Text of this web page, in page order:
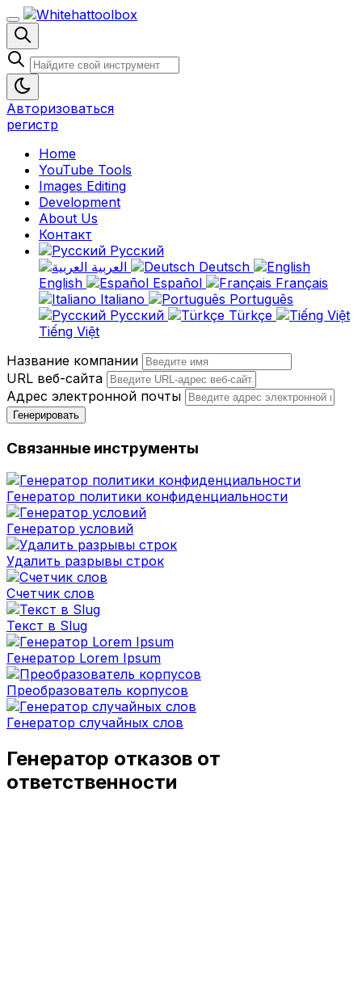
Авторизоваться
регистр
Home
YouTube Tools
Images Editing
Development
About Us
Контакт
Русский
Deutsch
English
Español
Français
Italiano
Português
Русский
Türkçe
Tiếng Việt
Название компании
URL веб-сайта
Адрес электронной почты
Генерировать
Связанные инструменты
Генератор политики конфиденциальности
Генератор условий
Удалить разрывы строк
Счетчик слов
Текст в Slug
Генератор Lorem Ipsum
Преобразователь корпусов
Генератор случайных слов
Генератор отказов от
ответственности